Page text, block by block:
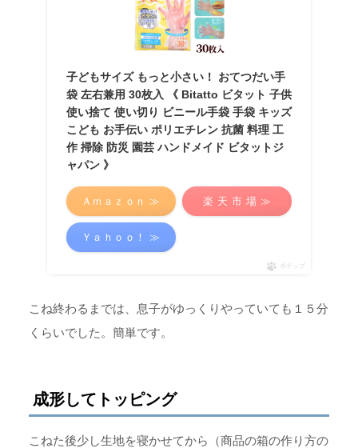
子どもサイズ もっと小さい！ おてつだい手
袋 左右兼用 30枚入 《 Bitatto ビタット 子供
使い捨て 使い切り ビニール手袋 手袋 キッズ
こども お手伝い ポリエチレン 抗菌 料理 工
作 掃除 防災 園芸 ハンドメイド ビタットジ
ャパン 》
Ａｍａｚｏｎ ≫ 楽 天 市 場 ≫
Ｙａｈｏｏ！ ≫
ポチップ
こね終わるまでは、息子がゆっくりやっていても１５分
くらいでした。簡単です。
成形してトッピング
こねた後少し生地を寝かせてから（商品の箱の作り方の